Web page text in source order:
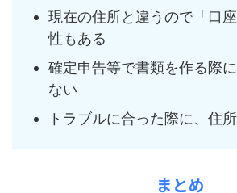
現在の住所と違うので「口
性もある
確定申告等で書類を作る際
ない
トラブルに合った際に、住
まとめ